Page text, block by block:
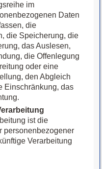
im
Daten
die
die Speicherung, die
das Auslesen,
die Offenlegung
oder eine
den Abgleich
Einschränkung, das
ist die
personenbezogener
Verarbeitung